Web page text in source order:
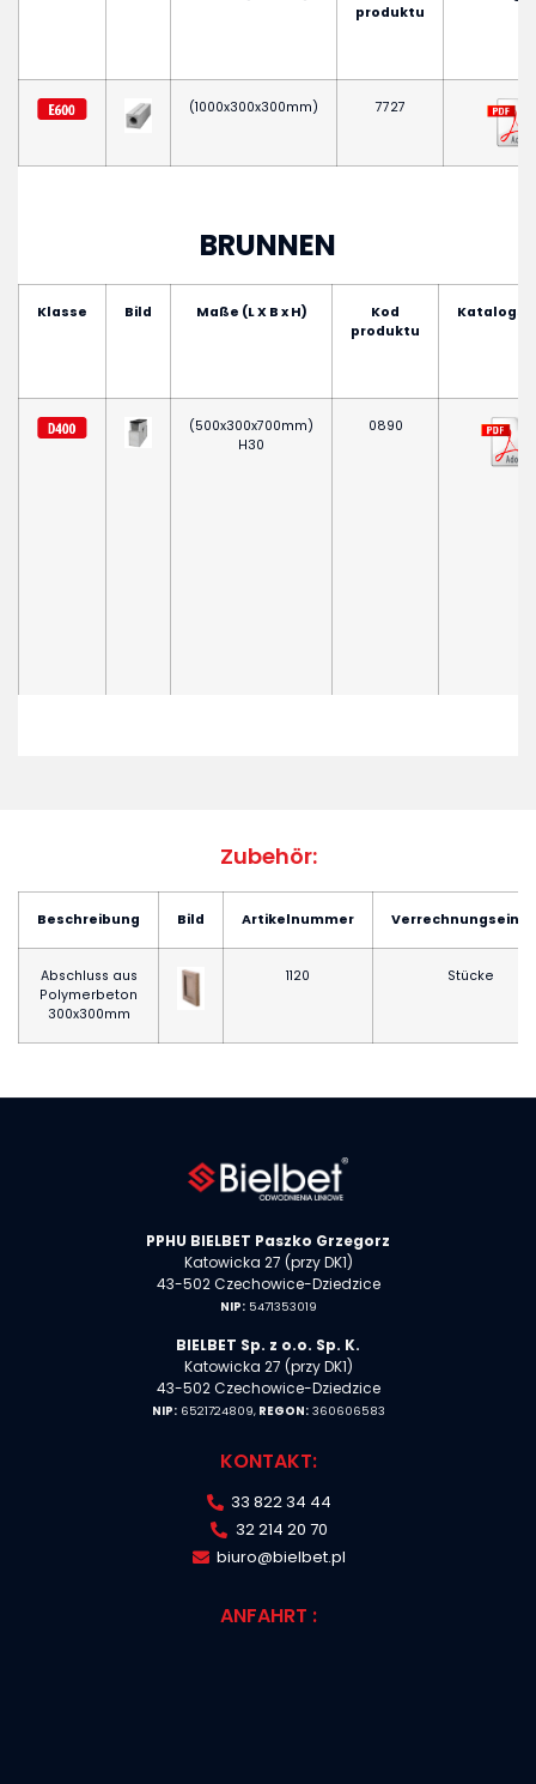
produktu
(1000x300x300mm) 7727
BRUNNEN
Klasse Bild Maße (L X B x H)
Kod
produktu
(500x300x700mm)
H30
0890
Zubehör:
Beschreibung Bild Artikelnummer
Abschluss aus
Polymerbeton
300x300mm
1120 Stücke
PPHU BIELBET Paszko Grzegorz
Katowicka 27 (przy DK1)
43-502 Czechowice-Dziedzice
NIP:5471353019
BIELBET Sp. z o.o. Sp. K.
Katowicka 27 (przy DK1)
43-502 Czechowice-Dziedzice
NIP:6521724809,REGON:360606583
KONTAKT:
33 822 34 44
32 214 20 70
biuro@bielbet.pl
ANFAHRT :